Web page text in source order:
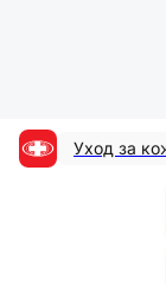
Уход за